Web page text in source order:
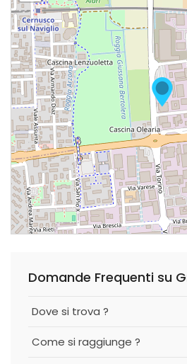
Dove si trova ?
Come si raggiunge ?